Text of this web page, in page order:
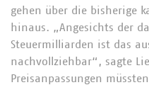
gehen über die bisherige
hinaus. „Angesichts der
Steuermilliarden ist das
nachvollziehbar“, sagte
Preisanpassungen